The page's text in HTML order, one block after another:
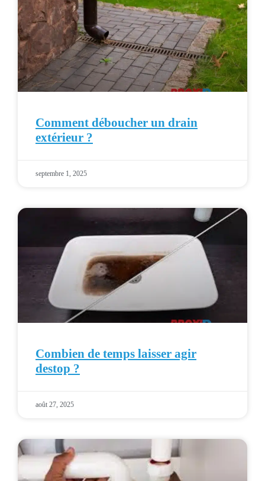
Comment déboucher un drain
extérieur ?
septembre 1, 2025
Combien de temps laisser agir
destop ?
août 27, 2025